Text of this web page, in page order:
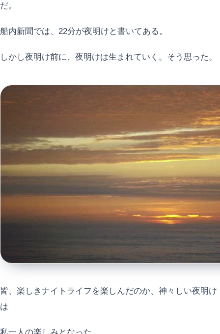
だ。
船内新聞では、22分が夜明けと書いてある。
しかし夜明け前に、夜明けは生まれていく。そう思った。
皆、楽しきナイトライフを楽しんだのか、神々しい夜明け
は